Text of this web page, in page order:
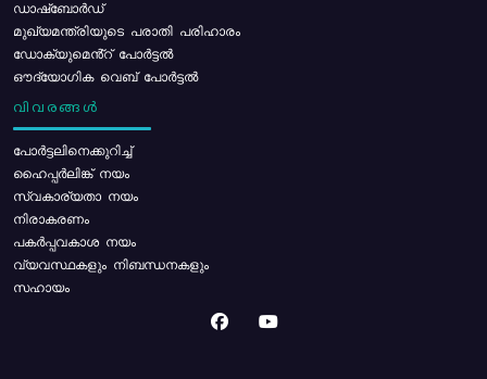
ഡാഷ്ബോർഡ്
മുഖ്യമന്ത്രിയുടെ പരാതി പരിഹാരം
ഡോക്യുമെൻ്റ് പോർട്ടൽ
ഔദ്യോഗിക വെബ് പോർട്ടൽ
വിവരങ്ങൾ
പോര്‍ട്ടലിനെക്കുറിച്ച്
ഹൈപ്പർലിങ്ക് നയം
സ്വകാര്യതാ നയം
നിരാകരണം
പകർപ്പവകാശ നയം
വ്യവസ്ഥകളും നിബന്ധനകളും
സഹായം